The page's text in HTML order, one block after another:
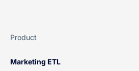
Product
Marketing ETL